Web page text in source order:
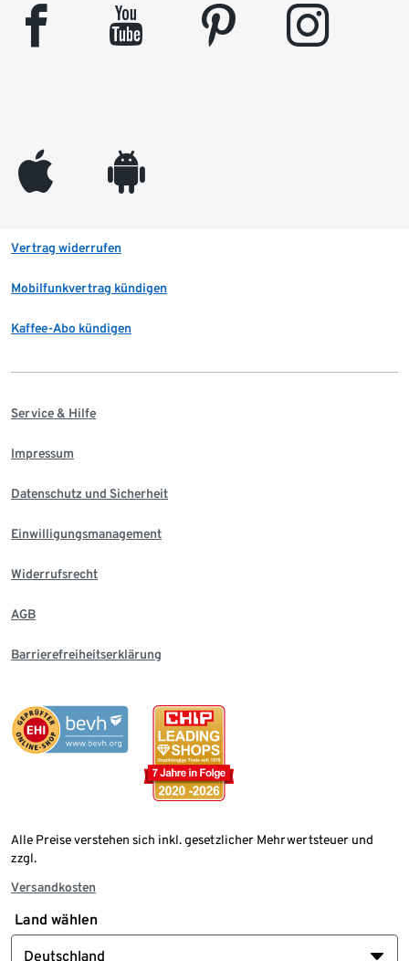
facebook youtube pinterest instagram
appleinc android
Vertrag widerrufen
Mobilfunkvertrag kündigen
Kaffee-Abo kündigen
Service & Hilfe
Impressum
Datenschutz und Sicherheit
Einwilligungsmanagement
Widerrufsrecht
AGB
Barrierefreiheitserklärung
Alle Preise verstehen sich inkl. gesetzlicher Mehrwertsteuer und
zzgl.
Versandkosten
Land wählen
Deutschland